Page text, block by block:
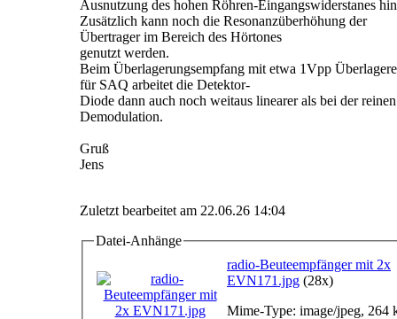
Ausnutzung des hohen Röhren-Eingangswiderstanes
Zusätzlich kann noch die Resonanzüberhöhung der
Übertrager im Bereich des Hörtones
genutzt werden.
Beim Überlagerungsempfang mit etwa 1Vpp
für SAQ arbeitet die Detektor-
Diode dann auch noch weitaus linearer als bei der
Demodulation.
Gruß
Jens
Zuletzt bearbeitet am 22.06.26 14:04
Datei-Anhänge
radio-Beuteempfänger mit 2x
EVN171.jpg (28x)
Mime-Type: image/jpeg, 264